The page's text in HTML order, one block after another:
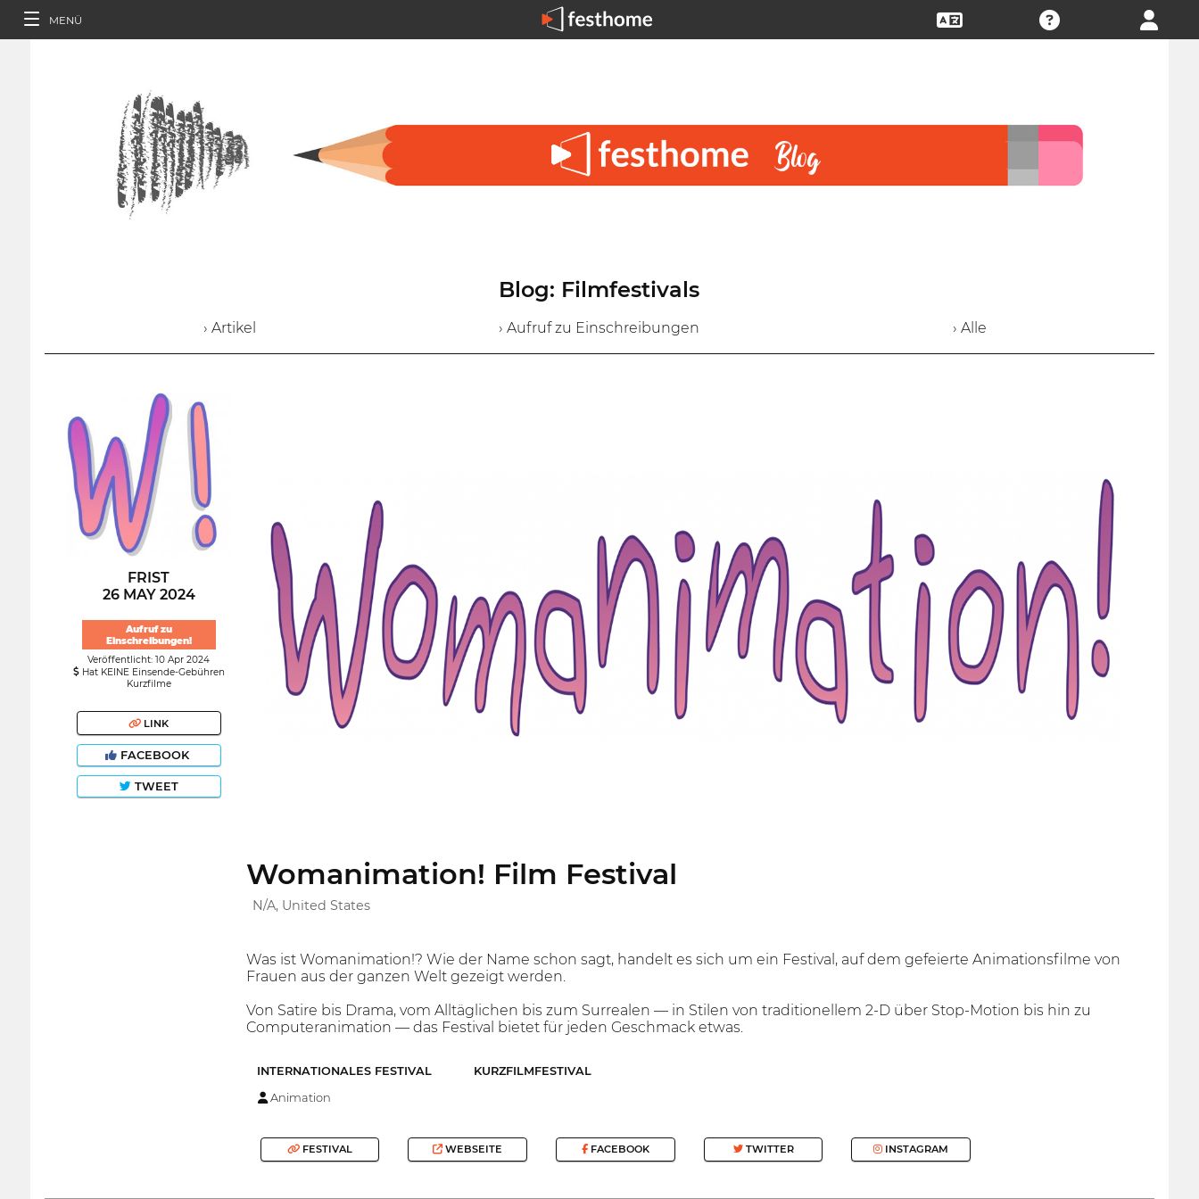
MENÜ
Blog: Filmfestivals
› Artikel › Aufruf zu Einschreibungen › Alle
FRIST
26 MAY 2024
Aufruf zu
Einschreibungen!
Veröffentlicht: 10 Apr 2024
Hat KEINE Einsende-Gebühren
Kurzfilme
LINK
FACEBOOK
TWEET
Womanimation! Film Festival
N/A, United States
Was ist Womanimation!? Wie der Name schon sagt, handelt es sich um ein Festival, auf dem gefeierte Animationsfilme von
Frauen aus der ganzen Welt gezeigt werden.
Von Satire bis Drama, vom Alltäglichen bis zum Surrealen — in Stilen von traditionellem 2-D über Stop-Motion bis hin zu
Computeranimation — das Festival bietet für jeden Geschmack etwas.
INTERNATIONALES FESTIVAL KURZFILMFESTIVAL
Animation
FESTIVAL WEBSEITE FACEBOOK TWITTER INSTAGRAM